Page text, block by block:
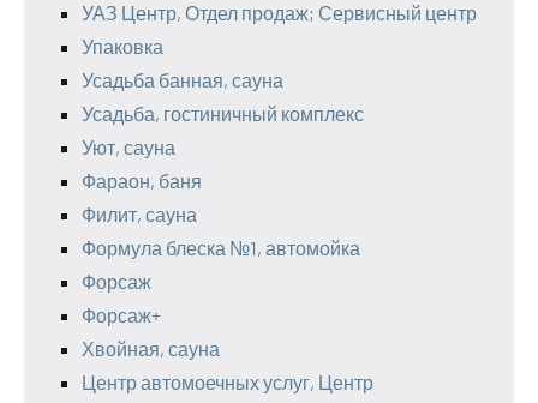
УАЗ Центр, Отдел продаж; Сервисный центр
Упаковка
Усадьба банная, сауна
Усадьба, гостиничный комплекс
Уют, сауна
Фараон, баня
Филит, сауна
Формула блеска №1, автомойка
Форсаж
Форсаж+
Хвойная, сауна
Центр автомоечных услуг, Центр